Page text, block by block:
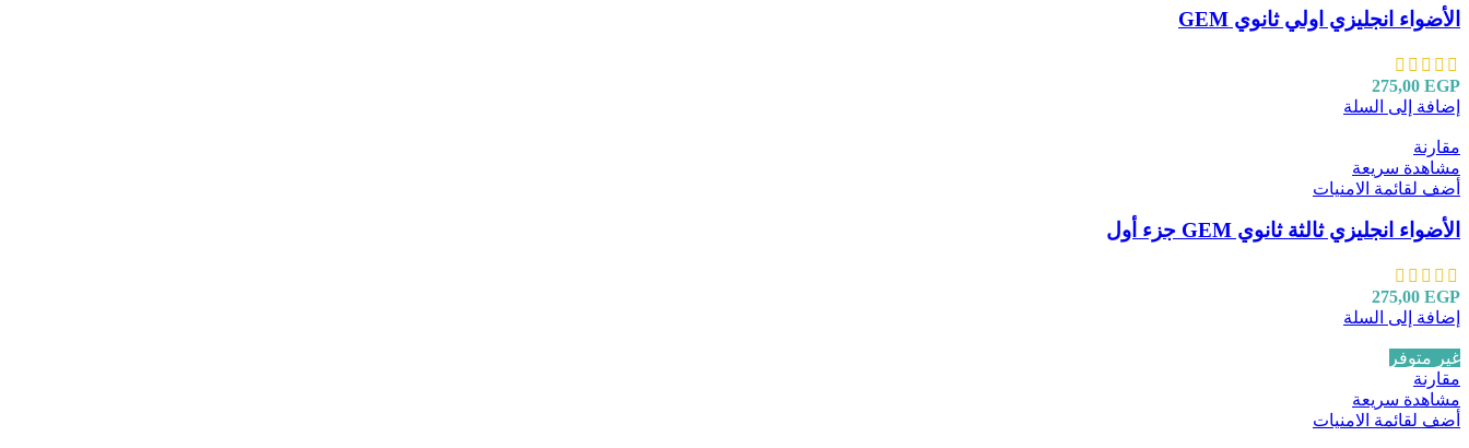
الأضواء انجليزي اولي ثانوي GEM
275,00 EGP
إضافة إلى السلة
مقارنة
مشاهدة سريعة
أضف لقائمة الامنيات
الأضواء انجليزي ثالثة ثانوي GEM جزء أول
275,00 EGP
إضافة إلى السلة
غير متوفر
مقارنة
مشاهدة سريعة
أضف لقائمة الامنيات